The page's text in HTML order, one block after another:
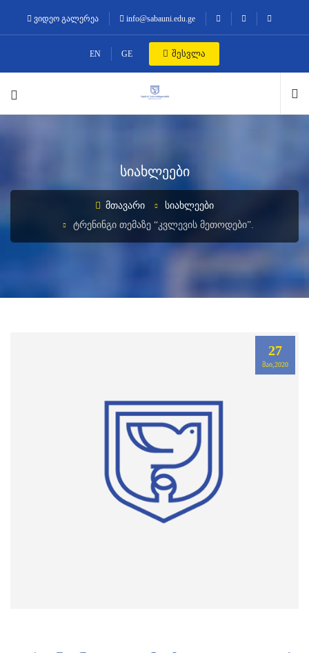
ვიდეო გალერეა info@sabauni.edu.ge
EN GE შესვლა
სიახლეები
ᲛᲗᲐᲕᲐᲠᲘ
ᲡᲘᲐᲮᲚᲔᲔᲑᲘ
ᲢᲠᲔᲜᲘᲜᲒᲘ ᲗᲔᲛᲐᲖᲔ “ᲙᲕᲚᲔᲕᲘᲡ ᲛᲔᲗᲝᲓᲔᲑᲘ”.
27
ᲛᲐᲘ,2020